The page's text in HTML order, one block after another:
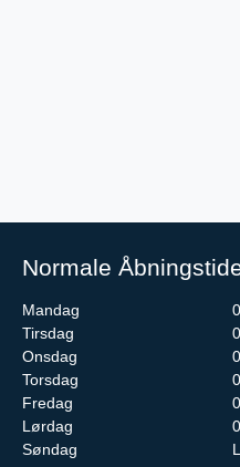
Normale
Mandag
Tirsdag
Onsdag
Torsdag
Fredag
Lørdag
Søndag